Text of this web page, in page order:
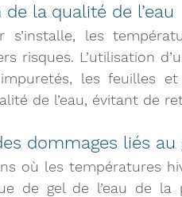
de la qualité de l’eau
s’installe, les
risques. L’utilisation
de l’eau, évitant de
dommages liés au
où les températures
de gel de l’eau de la